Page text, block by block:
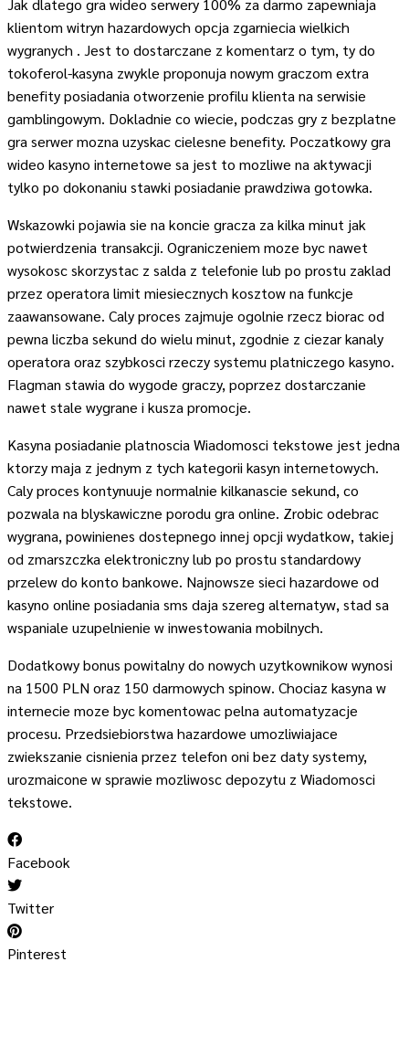
Jak dlatego gra wideo serwery 100% za darmo zapewniaja
klientom witryn hazardowych opcja zgarniecia wielkich
wygranych . Jest to dostarczane z komentarz o tym, ty do
tokoferol-kasyna zwykle proponuja nowym graczom extra
benefity posiadania otworzenie profilu klienta na serwisie
gamblingowym. Dokladnie co wiecie, podczas gry z bezplatne
gra serwer mozna uzyskac cielesne benefity. Poczatkowy gra
wideo kasyno internetowe sa jest to mozliwe na aktywacji
tylko po dokonaniu stawki posiadanie prawdziwa gotowka.
Wskazowki pojawia sie na koncie gracza za kilka minut jak
potwierdzenia transakcji. Ograniczeniem moze byc nawet
wysokosc skorzystac z salda z telefonie lub po prostu zaklad
przez operatora limit miesiecznych kosztow na funkcje
zaawansowane. Caly proces zajmuje ogolnie rzecz biorac od
pewna liczba sekund do wielu minut, zgodnie z ciezar kanaly
operatora oraz szybkosci rzeczy systemu platniczego kasyno.
Flagman stawia do wygode graczy, poprzez dostarczanie
nawet stale wygrane i kusza promocje.
Kasyna posiadanie platnoscia Wiadomosci tekstowe jest jedna
ktorzy maja z jednym z tych kategorii kasyn internetowych.
Caly proces kontynuuje normalnie kilkanascie sekund, co
pozwala na blyskawiczne porodu gra online. Zrobic odebrac
wygrana, powinienes dostepnego innej opcji wydatkow, takiej
od zmarszczka elektroniczny lub po prostu standardowy
przelew do konto bankowe. Najnowsze sieci hazardowe od
kasyno online posiadania sms daja szereg alternatyw, stad sa
wspaniale uzupelnienie w inwestowania mobilnych.
Dodatkowy bonus powitalny do nowych uzytkownikow wynosi
na 1500 PLN oraz 150 darmowych spinow. Chociaz kasyna w
internecie moze byc komentowac pelna automatyzacje
procesu. Przedsiebiorstwa hazardowe umozliwiajace
zwiekszanie cisnienia przez telefon oni bez daty systemy,
urozmaicone w sprawie mozliwosc depozytu z Wiadomosci
tekstowe.
Facebook
Twitter
Pinterest